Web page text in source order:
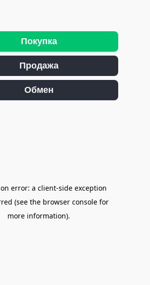
Покупка
Продажа
Обмен